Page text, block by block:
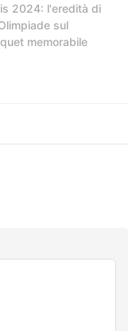
2024: l'eredità di
sul
memorabile